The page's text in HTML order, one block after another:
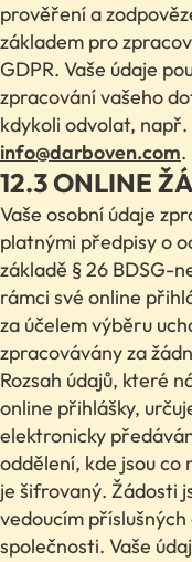
prověření a
základem pro
GDPR. Vaše údaje
zpracování vašeho
kdykoli odvolat,
info@darboven.com.
12.3 ONLINE
Vaše osobní údaje
platnými předpisy o
základě § 26 BDSG-
rámci své online
za účelem výběru
zpracovávány za
Rozsah údajů, které
online přihlášky,
elektronicky
oddělení, kde jsou co
je šifrovaný. Žádosti
vedoucím
společnosti. Vaše